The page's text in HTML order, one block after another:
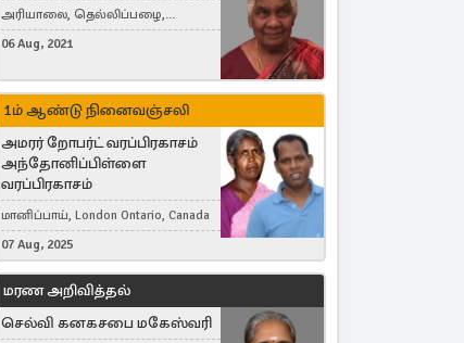
அரியாலை, தெல்லிப்பழை,
Montreal, Canada
06 Aug, 2021
1ம் ஆண்டு நினைவஞ்சலி
அமரர் றோபர்ட் வரப்பிரகாசம்
அந்தோனிப்பிள்ளை
வரப்பிரகாசம்
மானிப்பாய், London Ontario, Canada
07 Aug, 2025
மரண அறிவித்தல்
செல்வி கனகசபை மகேஸ்வரி